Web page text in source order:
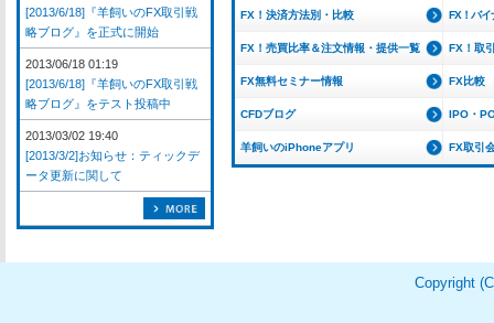
FX！決済方法別・比較 FX！バイ
FX！売買比率＆注文情報・提供一覧 FX！取
FX無料セミナー情報 FX比較
CFDブログ IPO・
羊飼いのiPhoneアプリ FX取引
[2013/6/18]『羊飼いのFX取引戦
略ブログ』を正式に開始
2013/06/18 01:19
[2013/6/18]『羊飼いのFX取引戦
略ブログ』をテスト投稿中
2013/03/02 19:40
[2013/3/2]お知らせ：ティックデ
ータ更新に関して
Copyright